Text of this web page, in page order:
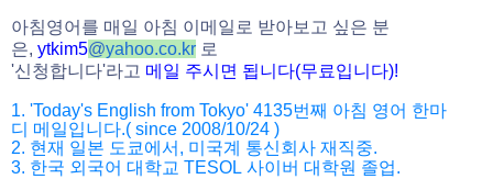
아침영어를 매일 아침 이메일로 받아보고 싶은 분
은, ytkim5@yahoo.co.kr 로
'신청합니다'라고 메일 주시면 됩니다(무료입니다)!
1. 'Today's English from Tokyo' 4135번째 아침 영어 한마
디 메일입니다.( since 2008/10/24 )
2. 현재 일본 도쿄에서 , 미국계 통신회사 재직중.
3. 한국 외국어 대학교 TESOL 사이버 대학원 졸업.